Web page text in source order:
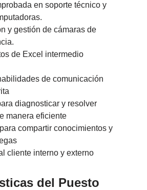
en soporte técnico y
y gestión de cámaras de
de Excel intermedio
de comunicación
diagnosticar y resolver
manera eficiente
compartir conocimientos y
cliente interno y externo
del Puesto